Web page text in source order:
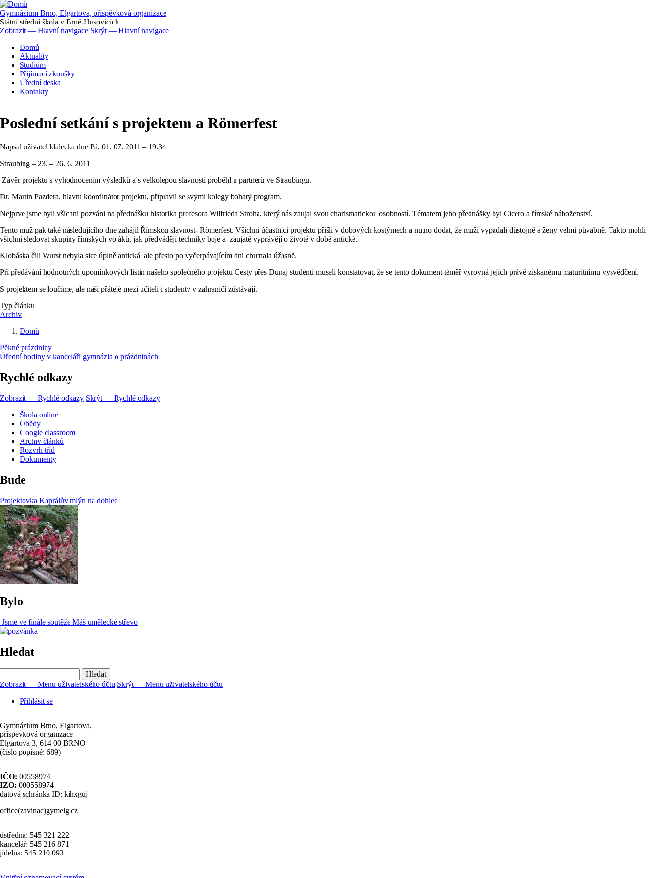
Přejít
k
hlavnímu
obsahu
Gymnázium Brno, Elgartova, příspěvková organizace
Státní střední škola v Brně-Husovicích
Hlavní
navigace
Zobrazit — Hlavní navigace Skrýt — Hlavní navigace
Domů
Aktuality
Studium
Přijímací zkoušky
Úřední deska
Kontakty
Poslední setkání s projektem a Römerfest
Napsal uživatel ldalecka dne Pá, 01. 07. 2011 – 19:34
Straubing – 23. – 26. 6. 2011
Závěr projektu s vyhodnocením výsledků a s velkolepou slavností proběhl u partnerů ve Straubingu.
Dr. Martin Pazdera, hlavní koordinátor projektu, připravil se svými kolegy bohatý program.
Nejprve jsme byli všichni pozváni na přednášku historika profesora Wilfrieda Stroha, který nás zaujal svou charismatickou osobností. Tématem jeho přednášky byl Cicero a římské náboženství.
Tento muž pak také následujícího dne zahájil Římskou slavnost- Römerfest. Všichni účastníci projektu přišli v dobových kostýmech a nutno dodat, že muži vypadali důstojně a ženy velmi půvabně. Takto mohli
všichni sledovat skupiny římských vojáků, jak předvádějí techniky boje a zaujatě vyprávějí o životě v době antické.
Klobáska čili Wurst nebyla sice úplně antická, ale přesto po vyčerpávajícím dni chutnala úžasně.
Při předávání hodnotných upomínkových listin našeho společného projektu Cesty přes Dunaj studenti museli konstatovat, že se tento dokument téměř vyrovná jejich právě získanému maturitnímu vysvědčení.
S projektem se loučíme, ale naši přátelé mezi učiteli i studenty v zahraničí zůstávají.
Typ článku
Archiv
Drobečková
navigace
Domů
Pěkné prázdniny
Úřední hodiny v kanceláři gymnázia o prázdninách
Rychlé odkazy
Zobrazit — Rychlé odkazy Skrýt — Rychlé odkazy
Škola online
Obědy
Google classroom
Archiv článků
Rozvrh tříd
Dokumenty
Bude
Projektovka Kaprálův mlýn na dohled
Bylo
Jsme ve finále soutěže Máš umělecké střevo
Hledat
Menu
účtu
Zobrazit — Menu uživatelského účtu Skrýt — Menu uživatelského účtu
Přihlásit se
Gymnázium Brno, Elgartova,
příspěvková organizace
Elgartova 3, 614 00 BRNO
(číslo popisné: 689)
IČO: 00558974
IZO: 000558974
datová schránka ID: kihxguj
office(zavinac)gymelg.cz
ústředna: 545 321 222
kancelář: 545 216 871
jídelna: 545 210 093